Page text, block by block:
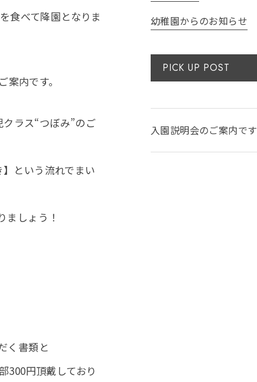
食べて降園となりま
内です。
ラス“つぼみ”のご
という流れでまい
ましょう！
書類と
頂戴しており
幼稚園からのお知らせ
PICK UP POST
入園説明会のご案内です